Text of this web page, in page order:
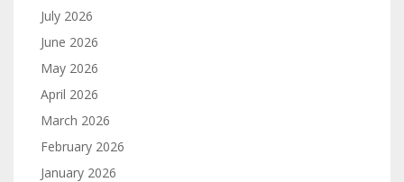
July 2026
June 2026
May 2026
April 2026
March 2026
February 2026
January 2026